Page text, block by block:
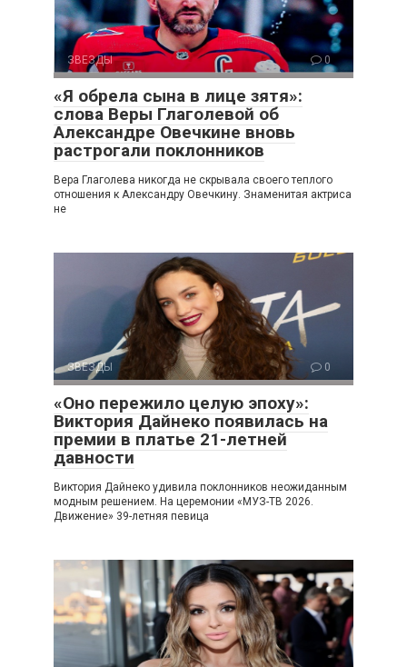
ЗВЕЗДЫ 0
«Я обрела сына в лице зятя»:
слова Веры Глаголевой об
Александре Овечкине вновь
растрогали поклонников
Вера Глаголева никогда не скрывала своего теплого
отношения к Александру Овечкину. Знаменитая актриса
не
ЗВЕЗДЫ 0
«Оно пережило целую эпоху»:
Виктория Дайнеко появилась на
премии в платье 21-летней
давности
Виктория Дайнеко удивила поклонников неожиданным
модным решением. На церемонии «МУЗ-ТВ 2026.
Движение» 39-летняя певица